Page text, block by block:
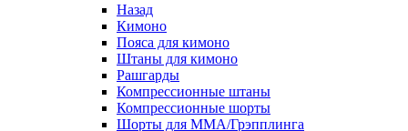
Назад
Кимоно
Пояса для кимоно
Штаны для кимоно
Рашгарды
Компрессионные штаны
Компрессионные шорты
Шорты для ММА/Грэпплинга